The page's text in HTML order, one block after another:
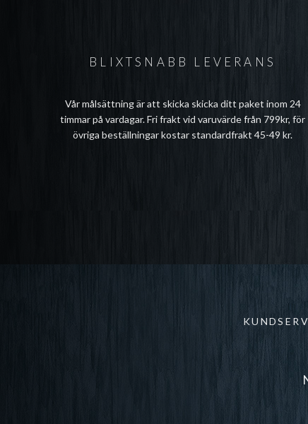
BLIXTSNABB LEVERANS
Vår målsättning är att skicka skicka ditt paket inom 24
timmar på vardagar. Fri frakt vid varuvärde från 799kr, för
övriga beställningar kostar standardfrakt 45-49 kr.